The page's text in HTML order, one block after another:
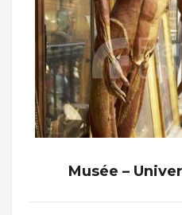
Musée –